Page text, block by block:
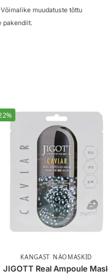
muudatuste tõttu
pakendilt.
KANGAST NÄOMASKID
JIGOTT Real Ampoule